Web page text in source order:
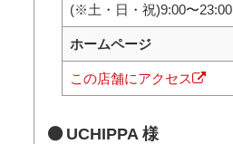
(※土・日・祝)9:00〜23:00
ホームページ
この店舗にアクセス
UCHIPPA 様